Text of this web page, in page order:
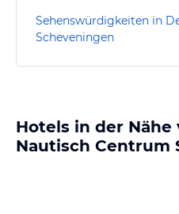
Sehenswürdigkeiten in
Scheveningen
Hotels in der Nähe
Nautisch Centrum